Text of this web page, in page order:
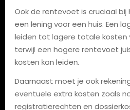
Ook de rentevoet is cruciaal bij
een lening voor een huis. Een
leiden tot lagere totale kosten
terwijl een hogere rentevoet
kosten kan leiden.
Daarnaast moet je ook
eventuele extra kosten zoals
registratierechten en